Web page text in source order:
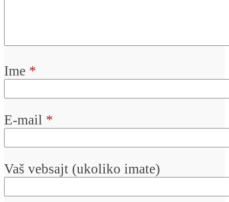
Ime *
E-mail *
Vaš vebsajt (ukoliko imate)